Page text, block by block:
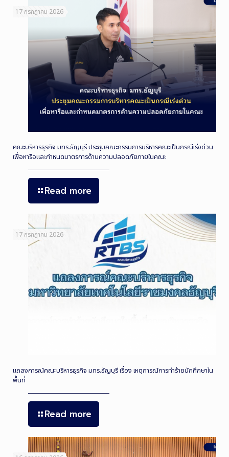
17 กรกฎาคม 2026
คณะบริหารธุรกิจ มทร.ธัญบุรี ประชุมคณะกรรมการบริหารคณะเป็นกรณีเร่งด่วน
เพื่อหารือและกำหนดมาตรการด้านความปลอดภัยภายในคณะ
Read more
17 กรกฎาคม 2026
แถลงการณ์คณะบริหารธุรกิจ มทร.ธัญบุรี เรื่อง เหตุการณ์การทำร้ายนักศึกษาใน
พื้นที่
Read more